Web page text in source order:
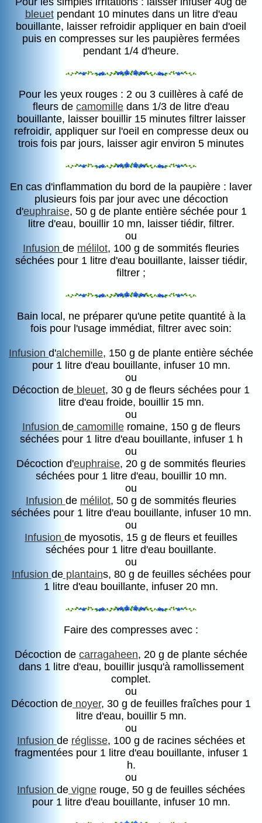
bleuetpendant 10 minutes dans un litre d'eau
bouillante, laisser refroidir appliquer en bain d'oeil
puis en compresses sur les paupières fermées
pendant 1/4 d'heure.
Pour les yeux rouges : 2 ou 3 cuillères à café de
fleurs de camomille dans 1/3 de litre d'eau
bouillante, laisser bouillir 15 minutes filtrer laisser
refroidir, appliquer sur l'oeil en compresse deux ou
trois fois par jours, laisser agir environ 5 minutes
En cas d'inflammation du bord de la paupière : laver
plusieurs fois par jour avec une décoction
d'euphraise, 50 g de plante entière séchée pour 1
litre d'eau, bouillir 10 mn, laisser tiédir, filtrer.
ou
Infusion de mélilot, 100 g de sommités fleuries
séchées pour 1 litre d'eau bouillante, laisser tiédir,
filtrer ;
Bain local, ne préparer qu'une petite quantité à la
fois pour l'usage immédiat, filtrer avec soin:
Infusion d'alchemille, 150 g de plante entière séchée
pour 1 litre d'eau bouillante, infuser 10 mn.
ou
Décoction de bleuet, 30 g de fleurs séchées pour 1
litre d'eau froide, bouillir 15 mn.
ou
Infusion decamomilleromaine, 150 g de fleurs
séchées pour 1 litre d'eau bouillante, infuser 1 h
ou
Décoction d'euphraise, 20 g de sommités fleuries
séchées pour 1 litre d'eau, bouillir 10 mn.
ou
Infusion de mélilot, 50 g de sommités fleuries
séchées pour 1 litre d'eau bouillante, infuser 10 mn.
ou
Infusion de myosotis, 15 g de fleurs et feuilles
séchées pour 1 litre d'eau bouillante.
ou
Infusion deplantains, 80 g de feuilles séchées pour
1 litre d'eau bouillante, infuser 20 mn.
Faire des compresses avec :
Décoction de carragaheen, 20 g de plante séchée
dans 1 litre d'eau, bouillir jusqu'à ramollissement
complet.
ou
Décoction de noyer, 30 g de feuilles fraîches pour 1
litre d'eau, bouillir 5 mn.
ou
Infusion de réglisse, 100 g de racines séchées et
fragmentées pour 1 litre d'eau bouillante, infuser 1
h.
ou
Infusion de vigne rouge, 50 g de feuilles séchées
pour 1 litre d'eau bouillante, infuser 10 mn.